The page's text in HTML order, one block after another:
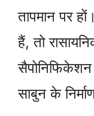
तापमान पर
हैं, तो
सैपोनिफिकेशन
साबुन के